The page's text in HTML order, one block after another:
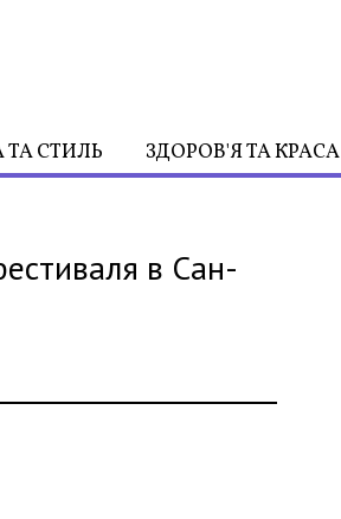
СТИЛЬ ЗДОРОВ'Я ТА КРАСА
в Сан-